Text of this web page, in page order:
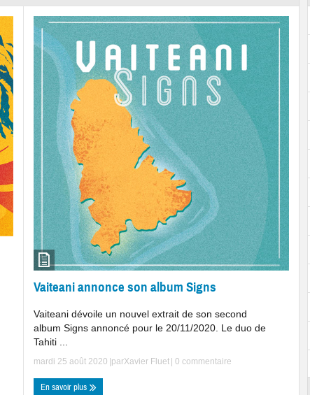
Vaiteani annonce son album Signs
Vaiteani dévoile un nouvel extrait de son second
album Signs annoncé pour le 20/11/2020. Le duo de
Tahiti ...
mardi 25 août 2020 |parXavier Fluet 0 commentaire
En savoir plus